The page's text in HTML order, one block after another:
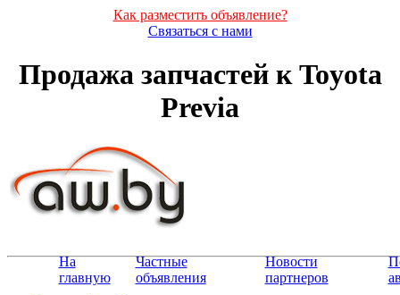
Как разместить объявление?
Связаться с нами
Продажа запчастей к Toyota
Previa
На
главную
Частные
объявления
Новости
партнеров